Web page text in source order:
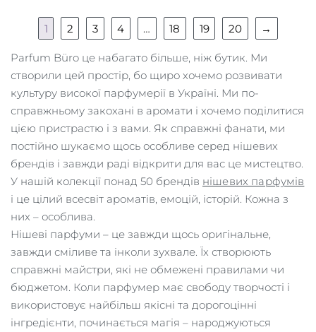
1 2 3 4 … 18 19 20 →
Parfum Büro це набагато більше, ніж бутик. Ми
створили цей простір, бо щиро хочемо розвивати
культуру високої парфумерії в Україні. Ми по-
справжньому закохані в аромати і хочемо поділитися
цією пристрастю і з вами. Як справжні фанати, ми
постійно шукаємо щось особливе серед нішевих
брендів і завжди раді відкрити для вас це мистецтво.
У нашій колекції понад 50 брендів нішевих парфумів
і це цілий всесвіт ароматів, емоцій, історій. Кожна з
них – особлива.
Нішеві парфуми – це завжди щось оригінальне,
завжди сміливе та інколи зухвале. Їх створюють
справжні майстри, які не обмежені правилами чи
бюджетом. Коли парфумер має свободу творчості і
використовує найбільш якісні та дорогоцінні
інгредієнти, починається магія – народжуються